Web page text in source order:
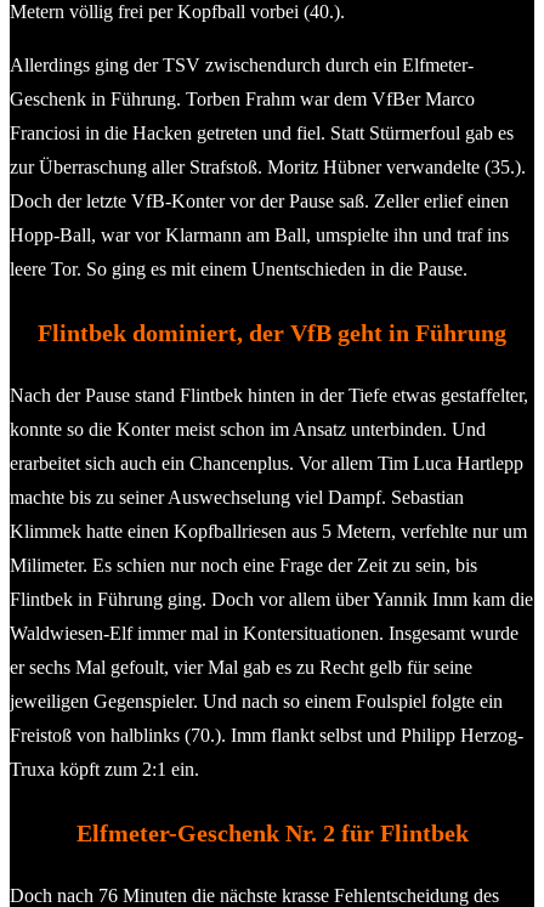
Metern völlig frei per Kopfball vorbei (40.).
Allerdings ging der TSV zwischendurch durch ein Elfmeter-
Geschenk in Führung. Torben Frahm war dem VfBer Marco
Franciosi in die Hacken getreten und fiel. Statt Stürmerfoul gab es
zur Überraschung aller Strafstoß. Moritz Hübner verwandelte (35.).
Doch der letzte VfB-Konter vor der Pause saß. Zeller erlief einen
Hopp-Ball, war vor Klarmann am Ball, umspielte ihn und traf ins
leere Tor. So ging es mit einem Unentschieden in die Pause.
Flintbek dominiert, der VfB geht in Führung
Nach der Pause stand Flintbek hinten in der Tiefe etwas gestaffelter,
konnte so die Konter meist schon im Ansatz unterbinden. Und
erarbeitet sich auch ein Chancenplus. Vor allem Tim Luca Hartlepp
machte bis zu seiner Auswechselung viel Dampf. Sebastian
Klimmek hatte einen Kopfballriesen aus 5 Metern, verfehlte nur um
Milimeter. Es schien nur noch eine Frage der Zeit zu sein, bis
Flintbek in Führung ging. Doch vor allem über Yannik Imm kam die
Waldwiesen-Elf immer mal in Kontersituationen. Insgesamt wurde
er sechs Mal gefoult, vier Mal gab es zu Recht gelb für seine
jeweiligen Gegenspieler. Und nach so einem Foulspiel folgte ein
Freistoß von halblinks (70.). Imm flankt selbst und Philipp Herzog-
Truxa köpft zum 2:1 ein.
Elfmeter-Geschenk Nr. 2 für Flintbek
Doch nach 76 Minuten die nächste krasse Fehlentscheidung des